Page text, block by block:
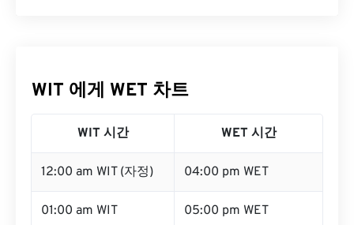
WIT 에게 WET 차트
WIT 시간 WET 시간
12:00 am WIT (자정) 04:00 pm WET
01:00 am WIT 05:00 pm WET